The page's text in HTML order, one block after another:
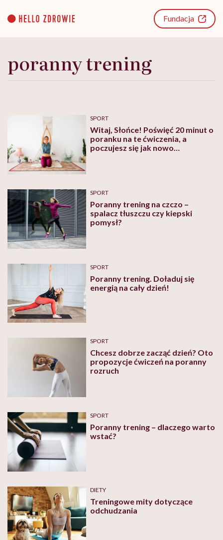
content
Fundacja
poranny trening
SPORT
Witaj, Słońce! Poświęć 20 minut o
poranku na te ćwiczenia, a
poczujesz się jak nowo
SPORT
Poranny trening na czczo –
spalacz tłuszczu czy kiepski
pomysł?
SPORT
Poranny trening. Doładuj się
energią na cały dzień!
SPORT
Chcesz dobrze zacząć dzień? Oto
propozycje ćwiczeń na poranny
rozruch
SPORT
Poranny trening – dlaczego warto
wstać?
DIETY
Treningowe mity dotyczące
odchudzania